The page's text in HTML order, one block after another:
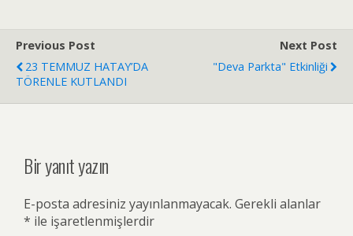
Previous Post
23 TEMMUZ HATAY’DA
TÖRENLE KUTLANDI
Next Post
"Deva Parkta" Etkinliği
Bir yanıt yazın
E-posta adresiniz yayınlanmayacak. Gerekli alanlar
* ile işaretlenmişlerdir